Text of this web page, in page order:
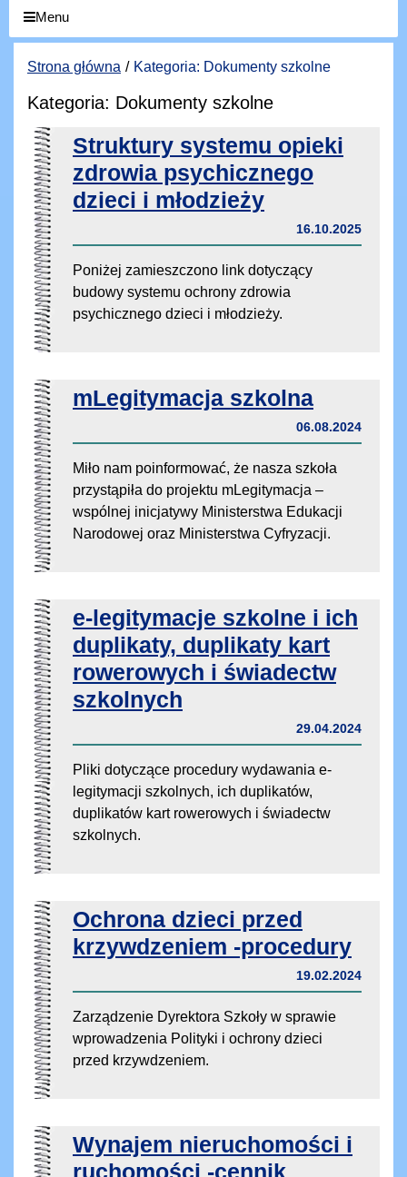
Menu
Strona główna Kategoria: Dokumenty szkolne
Kategoria: Dokumenty szkolne
Struktury systemu opieki
zdrowia psychicznego
dzieci i młodzieży
16.10.2025
Poniżej zamieszczono link dotyczący
budowy systemu ochrony zdrowia
psychicznego dzieci i młodzieży.
mLegitymacja szkolna
06.08.2024
Miło nam poinformować, że nasza szkoła
przystąpiła do projektu mLegitymacja –
wspólnej inicjatywy Ministerstwa Edukacji
Narodowej oraz Ministerstwa Cyfryzacji.
e-legitymacje szkolne i ich
duplikaty, duplikaty kart
rowerowych i świadectw
szkolnych
29.04.2024
Pliki dotyczące procedury wydawania e-
legitymacji szkolnych, ich duplikatów,
duplikatów kart rowerowych i świadectw
szkolnych.
Ochrona dzieci przed
krzywdzeniem -procedury
19.02.2024
Zarządzenie Dyrektora Szkoły w sprawie
wprowadzenia Polityki i ochrony dzieci
przed krzywdzeniem.
Wynajem nieruchomości i
ruchomości -cennik